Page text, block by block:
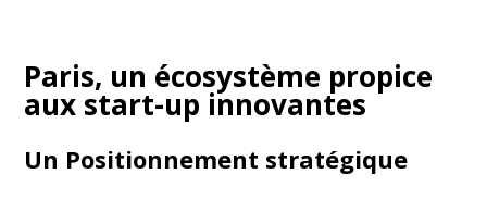
Paris, un écosystème propice
aux start-up innovantes
Un Positionnement stratégique